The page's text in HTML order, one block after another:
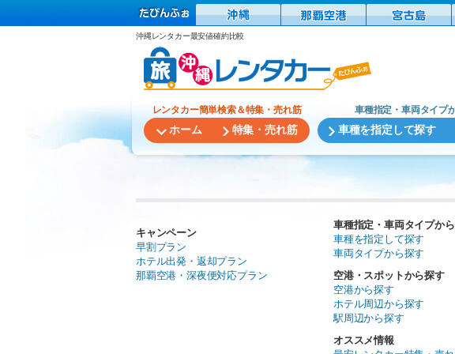
沖縄レンタカー最安値確約比較
レンタカー簡単検索＆特集・売れ筋
ホーム 特集・売れ筋
車種指定・車両タイプ
車種を指定して探す
キャンペーン
早割プラン
ホテル出発・返却プラン
那覇空港・深夜便対応プラン
車種指定・車両タイプか
車種を指定して探す
車両タイプから探す
空港・スポットから探す
空港から探す
ホテル周辺から探す
駅周辺から探す
オススメ情報